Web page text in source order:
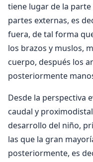
tiene lugar de la
partes externas, es
fuera, de tal forma
los brazos y muslos,
cuerpo, después los
posteriormente
Desde la perspectiva
caudal y
desarrollo del niño,
las que la gran
posteriormente, es